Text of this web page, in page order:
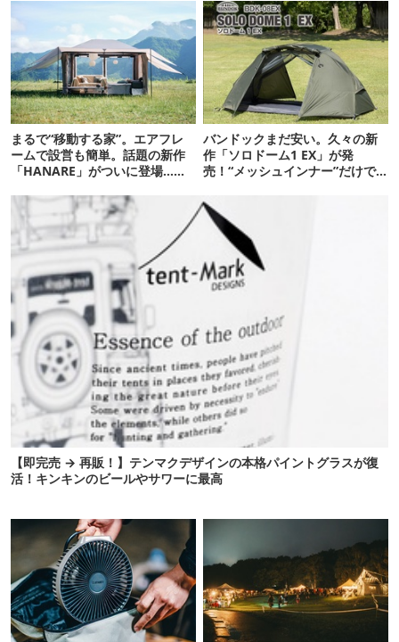
まるで“移動する家”。エアフレ
ームで設営も簡単。話題の新作
「HANARE」がついに登場…！
バンドックまだ安い。久々の新
作「ソロドーム1 EX」が発
売！“メッシュインナー”だけで
【即完売 → 再販！】テンマクデザインの本格パイントグラスが復
活！キンキンのビールやサワーに最高